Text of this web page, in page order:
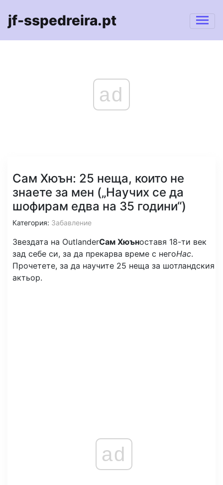
jf-sspedreira.pt
ad
Сам Хюън: 25 неща, които не
знаете за мен („Научих се да
шофирам едва на 35 години“)
Категория: Забавление
Звездата на OutlanderСам Хюъноставя 18-ти век
зад себе си, за да прекарва време с негоНас.
Прочетете, за да научите 25 неща за шотландския
актьор.
ad